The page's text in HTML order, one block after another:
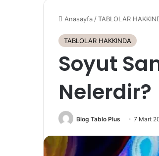
Anasayfa /TABLOLAR
TABLOLAR HAKKINDA
Soyut
Nelerdir?
Blog Tablo Plus 7 Mart